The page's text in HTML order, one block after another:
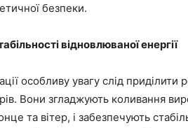
безпеки.
відновлюваної енергії
особливу увагу слід приділити
Вони згладжують коливання
та вітер, і забезпечують